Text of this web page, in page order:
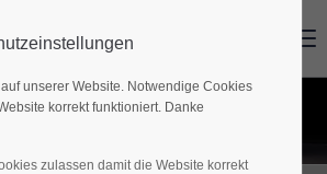
unserer Website. Notwendige Cookies
korrekt funktioniert. Danke
zulassen damit die Website korrekt